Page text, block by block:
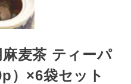
麦茶 ティーパ
）×6袋セット